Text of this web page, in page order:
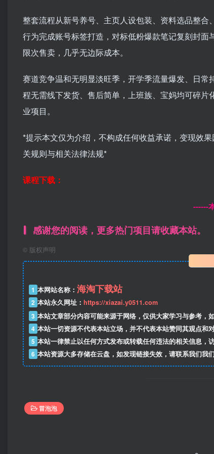
整套流程从新号养号、主页人设包装、资料选品整
行为完成账号标签打造，对标低粉爆款笔记复刻封
限次售卖，几乎无边际成本。
赛道竞争温和无明显淡旺季，开学季流量爆发、日
程无需线下发货、售后简单，上班族、宝妈均可碎
业项目。
*提示本文仅为介绍，不构成任何收益承诺，变现效
关规则与相关法律法规*
课程下载：
------
感谢您的阅读，更多热门项目请收藏本站。
© 版权声明
1 本网站名称： 海淘下载站
2 本站永久网址： https://xiazai.y0511.com
3 本站文章部分内容可能来源于网络，仅供大家学习与参考，
4 本站一切资源不代表本站立场，并不代表本站赞同其观点和
5 本站一律禁止以任何方式发布或转载任何违法的相关信息，
6 本站资源大多存储在云盘，如发现链接失效，请联系我们我
冒泡泡